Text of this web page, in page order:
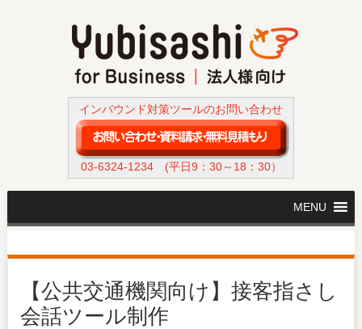
インバウンド対策ツールのお問い合わせ
03-6324-1234(平日9：30～18：30）
MENU
【公共交通機関向け】接客指さし
会話ツール制作